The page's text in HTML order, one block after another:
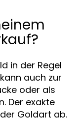
in der Regel
auch zur
oder als
Der exakte
Goldart ab.